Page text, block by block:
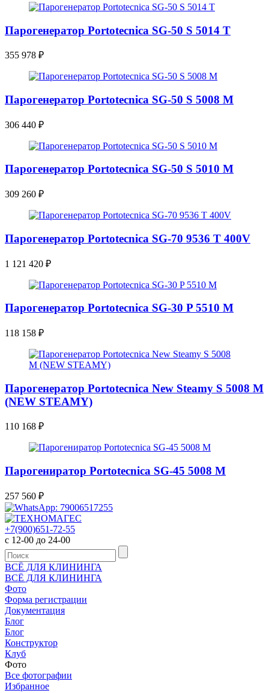
Парогенератор Portotecnica SG-50 S 5014 T
355 978 ₽
Парогенератор Portotecnica SG-50 S 5008 M
306 440 ₽
Парогенератор Portotecnica SG-50 S 5010 M
309 260 ₽
Парогенератор Portotecnica SG-70 9536 T 400V
1 121 420 ₽
Парогенератор Portotecnica SG-30 P 5510 M
118 158 ₽
Парогенератор Portotecnica New Steamy S 5008 M
(NEW STEAMY)
110 168 ₽
Парогениратор Portotecnica SG-45 5008 M
257 560 ₽
+7(900)651-72-55
с 12-00 до 24-00
ВСЁ ДЛЯ КЛИНИНГА
ВСЁ ДЛЯ КЛИНИНГА
Фото
Форма регистрации
Документация
Блог
Блог
Конструктор
Клуб
Фото
Все фотографии
Избранное